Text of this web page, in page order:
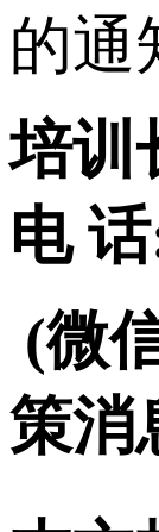
的通
培训
电
(微
策消